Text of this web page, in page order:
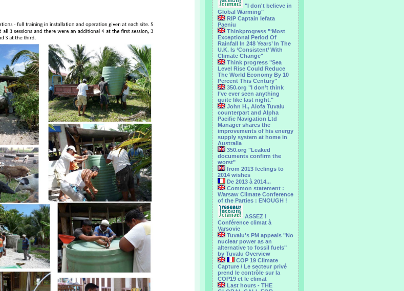
"I don't believe in
Global Warming"
RIP Captain Iefata
Paeniu
Thinkprogress "‘Most
Exceptional Period Of
Rainfall In 248 Years’ In The
U.K. Is ‘Consistent’ With
Climate Change"
Think progress "Sea
Level Rise Could Reduce
The World Economy By 10
Percent This Century"
350.org "I don’t think
I’ve ever seen anything
quite like last night."
John H., Alofa Tuvalu
counterpart and Alpha
Pacific Navigation Ltd
Manager shares the
improvements of his energy
supply system at home in
Australia
350.org "Leaked
documents confirm the
worst"
from 2013 feelings to
2014 wishes
De 2013 à 2014...
Common statement :
Warsaw Climate Conference
of the Parties : ENOUGH !
ASSEZ !
Conférence climat à
Varsovie
Tuvalu's PM appeals "No
nuclear power as an
alternative to fossil fuels"
by Tuvalu Overview
COP 19 Climate
Capture / Le secteur privé
prend le contrôle sur la
COP19 et le climat
Last hours - THE